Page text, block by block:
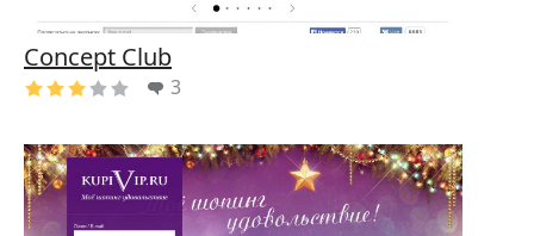
Concept Club
3